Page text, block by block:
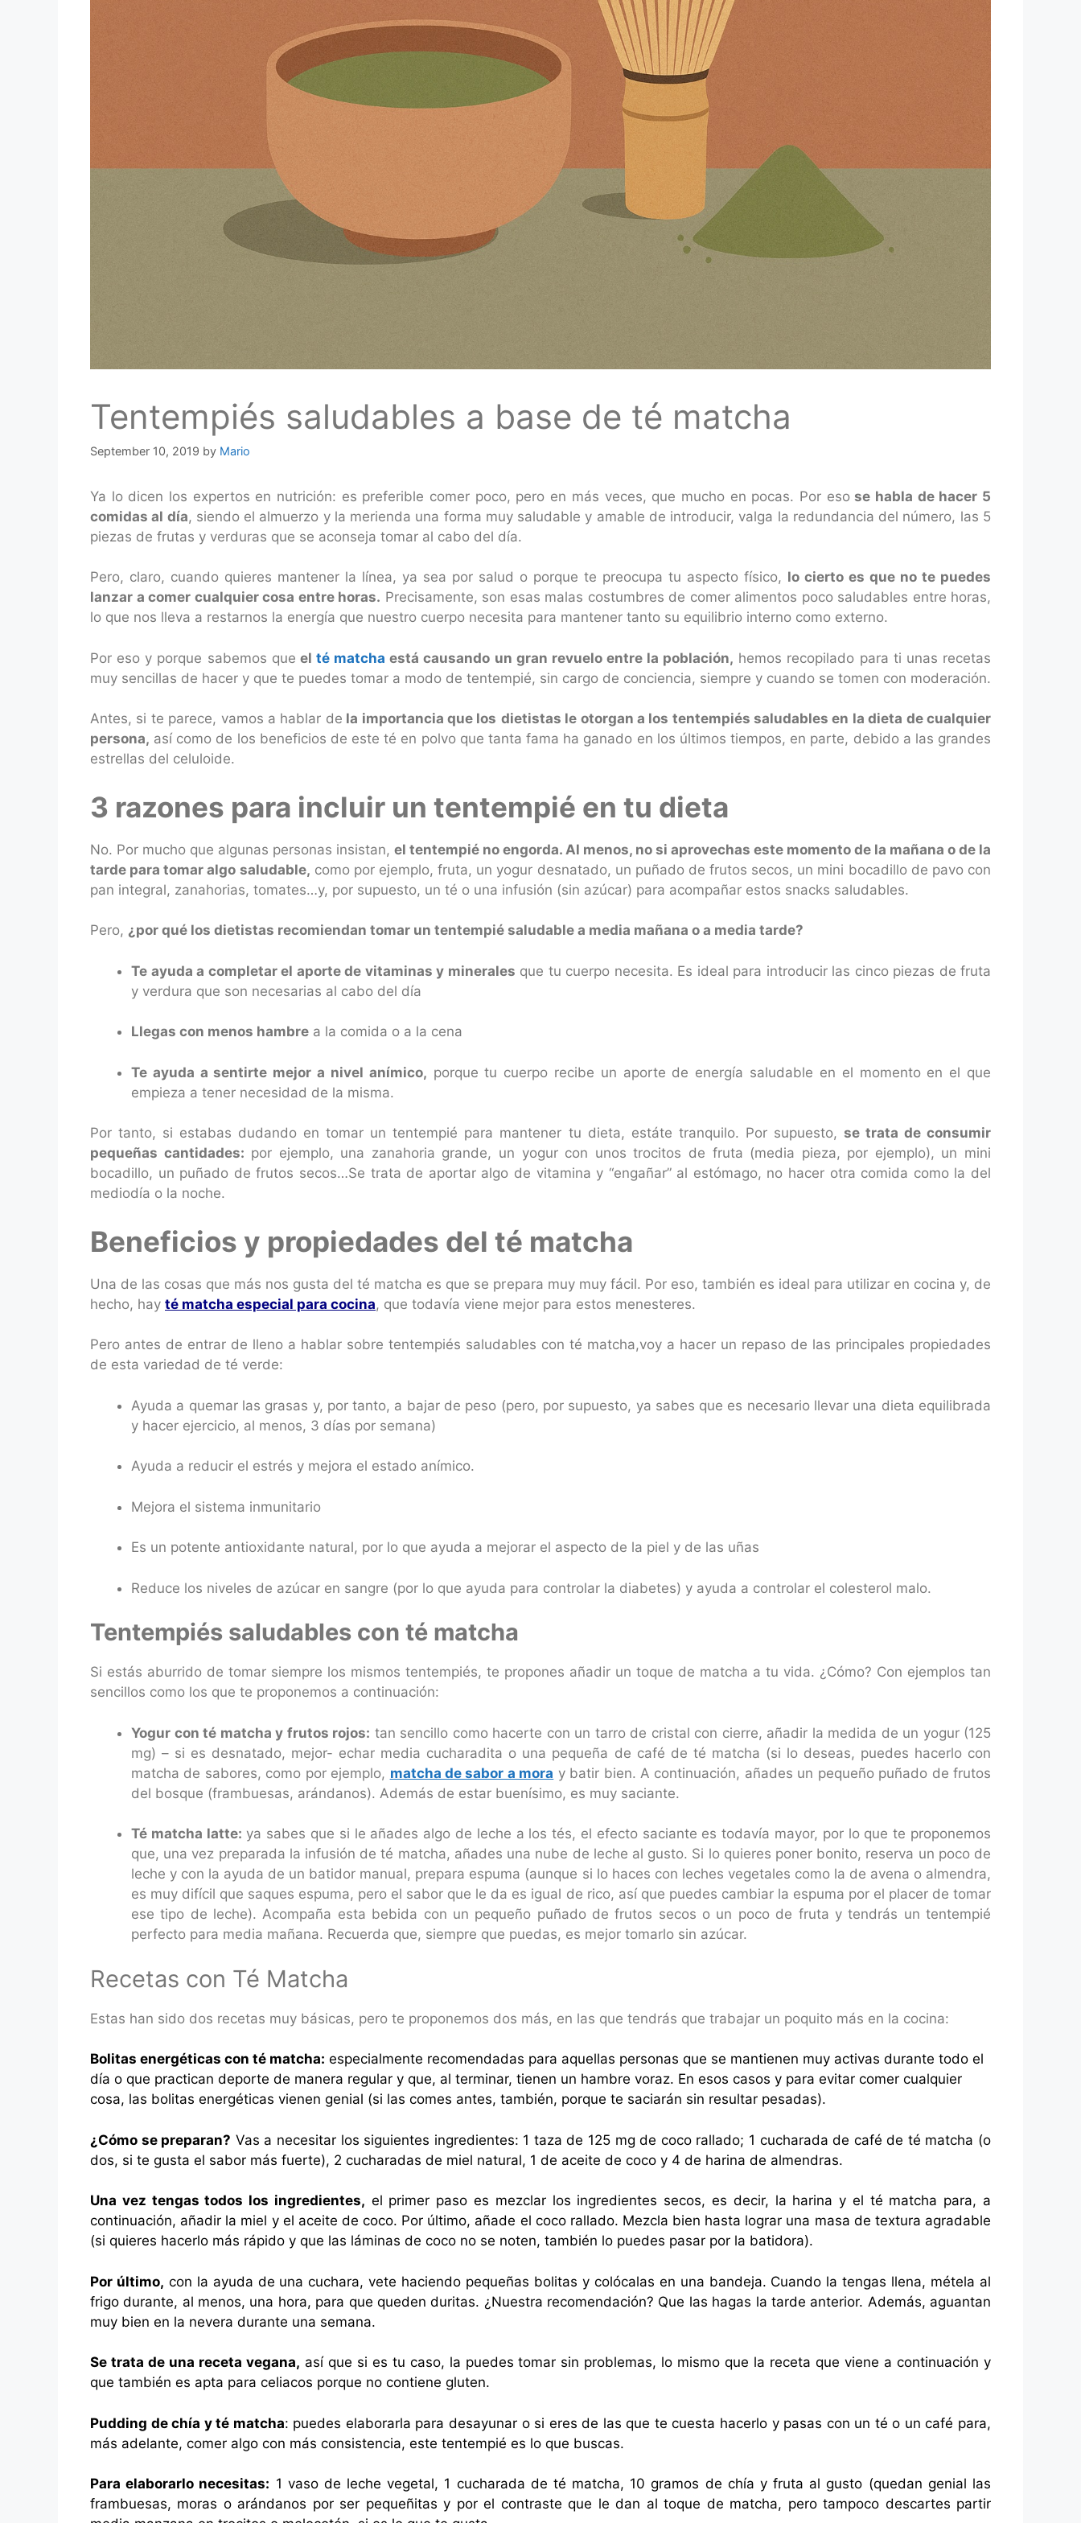
Tentempiés saludables a base de té matcha
September 10, 2019 by Mario
Ya lo dicen los expertos en nutrición: es preferible comer poco, pero en más veces, que mucho en pocas. Por esose habla de hacer 5
comidas al día, siendo el almuerzo y la merienda una forma muy saludable y amable de introducir, valga la redundancia del número, las 5
piezas de frutas y verduras que se aconseja tomar al cabo del día.
Pero, claro, cuando quieres mantener la línea, ya sea por salud o porque te preocupa tu aspecto físico, lo cierto es que no te puedes
lanzar a comer cualquier cosa entre horas. Precisamente, son esas malas costumbres de comer alimentos poco saludables entre horas,
lo que nos lleva a restarnos la energía que nuestro cuerpo necesita para mantener tanto su equilibrio interno como externo.
Por eso y porque sabemos que el té matcha está causando un gran revuelo entre la población, hemos recopilado para ti unas recetas
muy sencillas de hacer y que te puedes tomar a modo de tentempié, sin cargo de conciencia, siempre y cuando se tomen con moderación.
Antes, si te parece, vamos a hablar de la importancia que los dietistas le otorgan a los tentempiés saludables en la dieta de cualquier
persona, así como de los beneficios de este té en polvo que tanta fama ha ganado en los últimos tiempos, en parte, debido a las grandes
estrellas del celuloide.
3 razones para incluir un tentempié en tu dieta
No. Por mucho que algunas personas insistan, el tentempié no engorda. Al menos, no si aprovechas este momento de la mañana o de la
tarde para tomar algo saludable, como por ejemplo, fruta, un yogur desnatado, un puñado de frutos secos, un mini bocadillo de pavo con
pan integral, zanahorias, tomates…y, por supuesto, un té o una infusión (sin azúcar) para acompañar estos snacks saludables.
Pero, ¿por qué los dietistas recomiendan tomar un tentempié saludable a media mañana o a media tarde?
Te ayuda a completar el aporte de vitaminas y minerales que tu cuerpo necesita. Es ideal para introducir las cinco piezas de fruta
y verdura que son necesarias al cabo del día
Llegas con menos hambre a la comida o a la cena
Te ayuda a sentirte mejor a nivel anímico, porque tu cuerpo recibe un aporte de energía saludable en el momento en el que
empieza a tener necesidad de la misma.
Por tanto, si estabas dudando en tomar un tentempié para mantener tu dieta, estáte tranquilo. Por supuesto, se trata de consumir
pequeñas cantidades: por ejemplo, una zanahoria grande, un yogur con unos trocitos de fruta (media pieza, por ejemplo), un mini
bocadillo, un puñado de frutos secos…Se trata de aportar algo de vitamina y “engañar” al estómago, no hacer otra comida como la del
mediodía o la noche.
Beneficios y propiedades del té matcha
Una de las cosas que más nos gusta del té matcha es que se prepara muy muy fácil. Por eso, también es ideal para utilizar en cocina y, de
hecho, hay té matcha especial para cocina, que todavía viene mejor para estos menesteres.
Pero antes de entrar de lleno a hablar sobre tentempiés saludables con té matcha,voy a hacer un repaso de las principales propiedades
de esta variedad de té verde:
Ayuda a quemar las grasas y, por tanto, a bajar de peso (pero, por supuesto, ya sabes que es necesario llevar una dieta equilibrada
y hacer ejercicio, al menos, 3 días por semana)
Ayuda a reducir el estrés y mejora el estado anímico.
Mejora el sistema inmunitario
Es un potente antioxidante natural, por lo que ayuda a mejorar el aspecto de la piel y de las uñas
Reduce los niveles de azúcar en sangre (por lo que ayuda para controlar la diabetes) y ayuda a controlar el colesterol malo.
Tentempiés saludables con té matcha
Si estás aburrido de tomar siempre los mismos tentempiés, te propones añadir un toque de matcha a tu vida. ¿Cómo? Con ejemplos tan
sencillos como los que te proponemos a continuación:
Yogur con té matcha y frutos rojos: tan sencillo como hacerte con un tarro de cristal con cierre, añadir la medida de un yogur (125
mg) – si es desnatado, mejor- echar media cucharadita o una pequeña de café de té matcha (si lo deseas, puedes hacerlo con
matcha de sabores, como por ejemplo, matcha de sabor a mora y batir bien. A continuación, añades un pequeño puñado de frutos
del bosque (frambuesas, arándanos). Además de estar buenísimo, es muy saciante.
Té matcha latte: ya sabes que si le añades algo de leche a los tés, el efecto saciante es todavía mayor, por lo que te proponemos
que, una vez preparada la infusión de té matcha, añades una nube de leche al gusto. Si lo quieres poner bonito, reserva un poco de
leche y con la ayuda de un batidor manual, prepara espuma (aunque si lo haces con leches vegetales como la de avena o almendra,
es muy difícil que saques espuma, pero el sabor que le da es igual de rico, así que puedes cambiar la espuma por el placer de tomar
ese tipo de leche). Acompaña esta bebida con un pequeño puñado de frutos secos o un poco de fruta y tendrás un tentempié
perfecto para media mañana. Recuerda que, siempre que puedas, es mejor tomarlo sin azúcar.
Recetas con Té Matcha
Estas han sido dos recetas muy básicas, pero te proponemos dos más, en las que tendrás que trabajar un poquito más en la cocina:
Bolitas energéticas con té matcha: especialmente recomendadas para aquellas personas que se mantienen muy activas durante todo el
día o que practican deporte de manera regular y que, al terminar, tienen un hambre voraz. En esos casos y para evitar comer cualquier
cosa, las bolitas energéticas vienen genial (si las comes antes, también, porque te saciarán sin resultar pesadas).
¿Cómo se preparan? Vas a necesitar los siguientes ingredientes: 1 taza de 125 mg de coco rallado; 1 cucharada de café de té matcha (o
dos, si te gusta el sabor más fuerte), 2 cucharadas de miel natural, 1 de aceite de coco y 4 de harina de almendras.
Una vez tengas todos los ingredientes, el primer paso es mezclar los ingredientes secos, es decir, la harina y el té matcha para, a
continuación, añadir la miel y el aceite de coco. Por último, añade el coco rallado. Mezcla bien hasta lograr una masa de textura agradable
(si quieres hacerlo más rápido y que las láminas de coco no se noten, también lo puedes pasar por la batidora).
Por último, con la ayuda de una cuchara, vete haciendo pequeñas bolitas y colócalas en una bandeja. Cuando la tengas llena, métela al
frigo durante, al menos, una hora, para que queden duritas. ¿Nuestra recomendación? Que las hagas la tarde anterior. Además, aguantan
muy bien en la nevera durante una semana.
Se trata de una receta vegana, así que si es tu caso, la puedes tomar sin problemas, lo mismo que la receta que viene a continuación y
que también es apta para celiacos porque no contiene gluten.
Pudding de chía y té matcha: puedes elaborarla para desayunar o si eres de las que te cuesta hacerlo y pasas con un té o un café para,
más adelante, comer algo con más consistencia, este tentempié es lo que buscas.
Para elaborarlo necesitas: 1 vaso de leche vegetal, 1 cucharada de té matcha, 10 gramos de chía y fruta al gusto (quedan genial las
frambuesas, moras o arándanos por ser pequeñitas y por el contraste que le dan al toque de matcha, pero tampoco descartes partir